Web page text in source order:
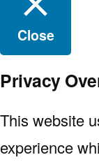
Close
Privacy
This website
experience